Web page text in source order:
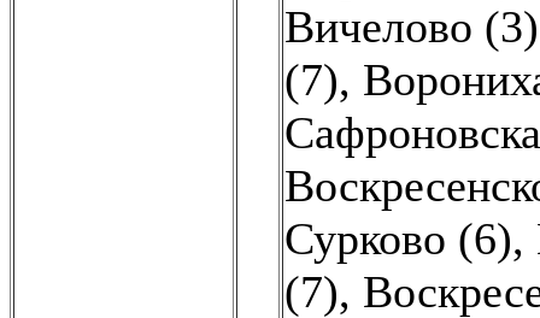
Вичелово (3)
(7),
Сурково (6),
(7),